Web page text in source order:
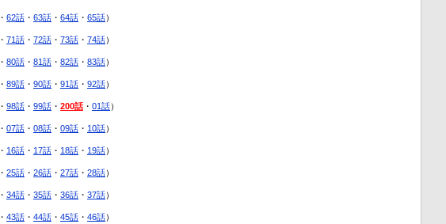
・ 62話 ・ 63話 ・ 64話 ・ 65話）
・ 71話 ・ 72話 ・ 73話 ・ 74話）
・ 80話 ・ 81話 ・ 82話 ・ 83話）
・ 89話 ・ 90話 ・ 91話 ・ 92話）
・ 98話 ・ 99話 ・ 200話 ・ 01話）
・ 07話 ・ 08話 ・ 09話 ・ 10話）
・ 16話 ・ 17話 ・ 18話 ・ 19話）
・ 25話 ・ 26話 ・ 27話 ・ 28話）
・ 34話 ・ 35話 ・ 36話 ・ 37話）
・ 43話 ・ 44話 ・ 45話 ・ 46話）